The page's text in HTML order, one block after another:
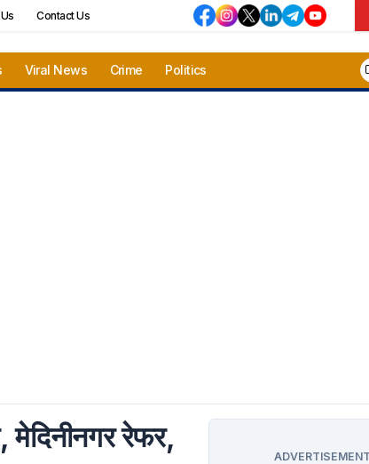
Contact Us
Viral News Crime Politics
मेदिनीनगर रेफर,
ADVERTISEMENT